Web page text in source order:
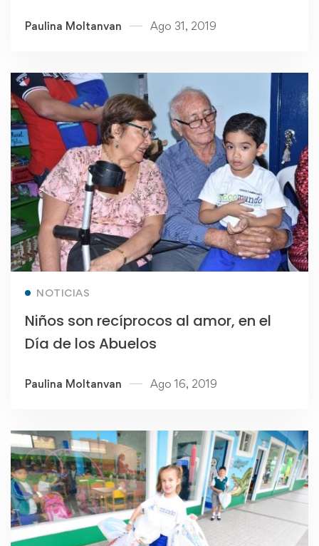
Paulina Moltanvan Ago 31, 2019
NOTICIAS
Niños son recíprocos al amor, en el
Día de los Abuelos
Paulina Moltanvan Ago 16, 2019